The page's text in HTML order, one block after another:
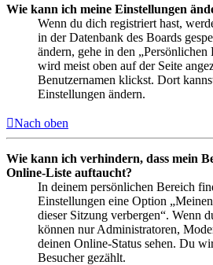
Wie kann ich meine Einstellungen
Wenn du dich registriert hast,
in der Datenbank des Boards
ändern, gehe in den
wird meist oben auf der Seite
Benutzernamen klickst. Dort
Einstellungen ändern.
Nach oben
Wie kann ich verhindern, dass mein
Online-Liste auftaucht?
In deinem persönlichen Bereich
Einstellungen eine Option
dieser Sitzung verbergen“. Wenn
können nur Administratoren,
deinen Online-Status sehen. Du
Besucher gezählt.